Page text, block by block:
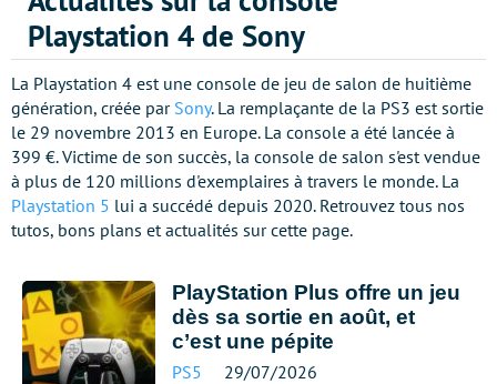
Playstation 4 de Sony
La Playstation 4 est une console de jeu de salon de huitième
génération, créée par Sony. La remplaçante de la PS3 est sortie
le 29 novembre 2013 en Europe. La console a été lancée à
399 €. Victime de son succès, la console de salon s'est vendue
à plus de 120 millions d'exemplaires à travers le monde. La
Playstation 5 lui a succédé depuis 2020. Retrouvez tous nos
tutos, bons plans et actualités sur cette page.
PlayStation Plus offre un jeu
dès sa sortie en août, et
c’est une pépite
PS5 29/07/2026